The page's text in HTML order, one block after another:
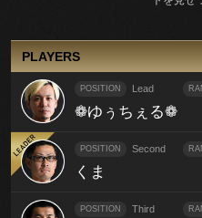
PLAYERS
POSITION Lead
❁ゆぅちぇる❁
POSITION Second
くま
POSITION Third